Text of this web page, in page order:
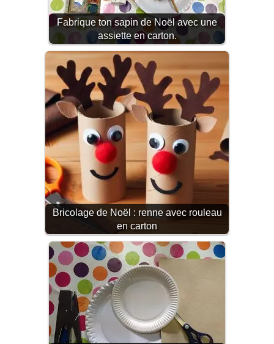
Fabrique ton sapin de Noël avec une
assiette en carton.
Bricolage de Noël : renne avec rouleau
en carton